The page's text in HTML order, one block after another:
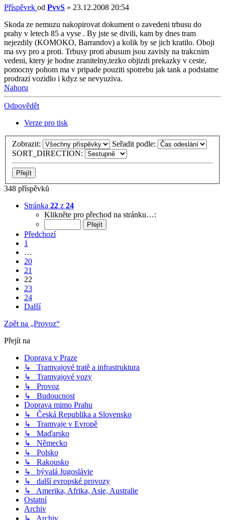
Příspěvek od PvvS » 23.12.2008 20:54
Skoda ze nemuzu nakopirovat dokument o zavedeni trbusu do
prahy v letech 85 a vyse . By jste se divili, kam by dnes tram
nejezdily (KOMOKO, Barrandov) a kolik by se jich kratilo. Oboji
ma svy pro a proti. Trbusy proti abusum jsou zavisly na trakcnim
vedeni, ktery je hodne zranitelny,tezko objizdi prekazky v ceste,
pomocny pohom ma v pripade pouziti spotrebu jak tank a podstatne
prodrazi vozidlo i kdyz se nevyuziva.
Nahoru
Odpovědět
Verze pro tisk
Zobrazit:
Seřadit podle:
SORT_DIRECTION:
348 příspěvků
Stránka 22 z 24
Klikněte pro přechod na stránku…:
Předchozí
1
…
20
21
22
23
24
Další
Zpět na „Provoz“
Přejít na
Doprava v Praze
↳ Tramvajové tratě a infrastruktura
↳ Tramvajové vozy
↳ Provoz
↳ Budoucnost
Doprava mimo Prahu
↳ Česká Republika a Slovensko
↳ Tramvaje v Evropě
↳ Maďarsko
↳ Německo
↳ Polsko
↳ Rakousko
↳ bývalá Jugoslávie
↳ další evropské provozy
↳ Amerika, Afrika, Asie, Australie
Ostatní
Archiv
↳ Archiv